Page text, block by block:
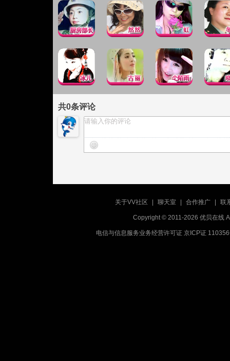
共0条评论
关于VV社区 聊天室 合作推广 联
Copyright © 2011-2026 优贝在线
电信与信息服务业务经营许可证 京ICP证